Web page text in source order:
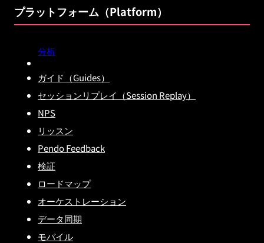
プラットフォーム（Platform）
分析
ガイド（Guides）
セッションリプレイ（Session Replay）
NPS
リッスン
Pendo Feedback
検証
ロードマップ
オーケストレーション
データ同期
モバイル